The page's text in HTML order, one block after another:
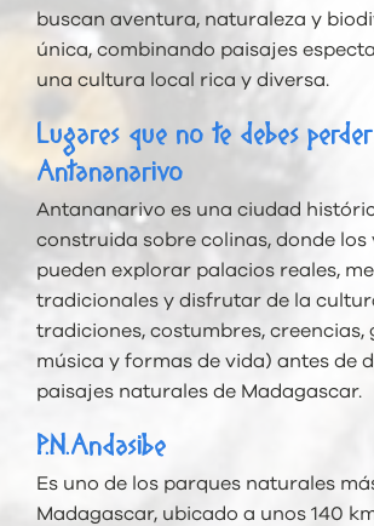
buscan aventura, naturaleza y
única, combinando paisajes
una cultura local rica y diversa.
Lugares que no te debes perder
Antananarivo
Antananarivo es una ciudad
construida sobre colinas, donde los
pueden explorar palacios reales,
tradicionales y disfrutar de la
tradiciones, costumbres, creencias,
música y formas de vida) antes de
paisajes naturales de Madagascar.
P.N.Andasibe
Es uno de los parques naturales
Madagascar, ubicado a unos 140